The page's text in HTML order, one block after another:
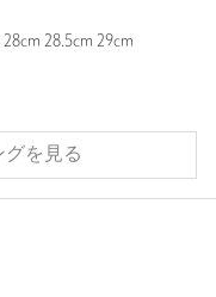
28.5cm 29cm
グを見る